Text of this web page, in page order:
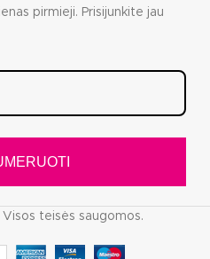
pirmieji. Prisijunkite jau
teisės saugomos.